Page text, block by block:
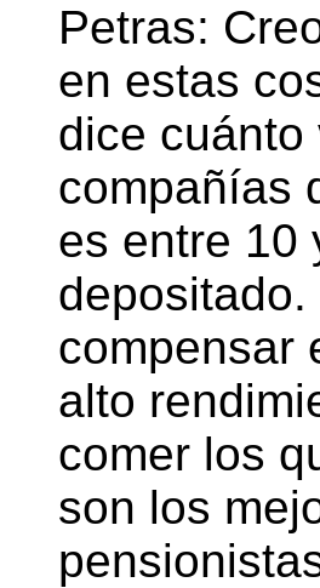
Petras:
en estas
dice
compañías
es entre 10
depositado.
compensar
alto
comer los
son los